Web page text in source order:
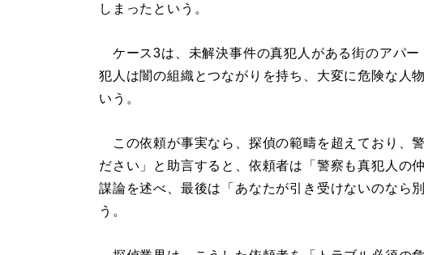
しまったという。
ケース3は、未解決事件の真犯人がある街のアパ
犯人は闇の組織とつながりを持ち、大変に危険な人
いう。
この依頼が事実なら、探偵の範疇を超えており、
ださい」と助言すると、依頼者は「警察も真犯人の
謀論を述べ、最後は「あなたが引き受けないのなら
う。